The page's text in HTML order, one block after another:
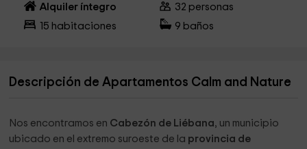
Alquiler íntegro 32 personas
15 habitaciones 9 baños
Descripción de Apartamentos Calm and Nature
Nos encontramos en Cabezón de Liébana, un municipio
ubicado en el extremo suroeste de la provincia de